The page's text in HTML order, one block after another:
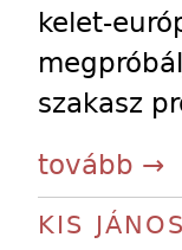
kelet-
szakasz
tovább →
KIS